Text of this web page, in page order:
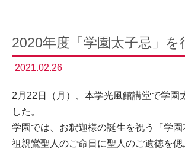
2020年度「学園太子忌」を
2021.02.26
2月22日（月）、本学光風館講堂で学園
した。
学園では、お釈迦様の誕生を祝う「学
祖親鸞聖人のご命日に聖人のご遺徳を偲